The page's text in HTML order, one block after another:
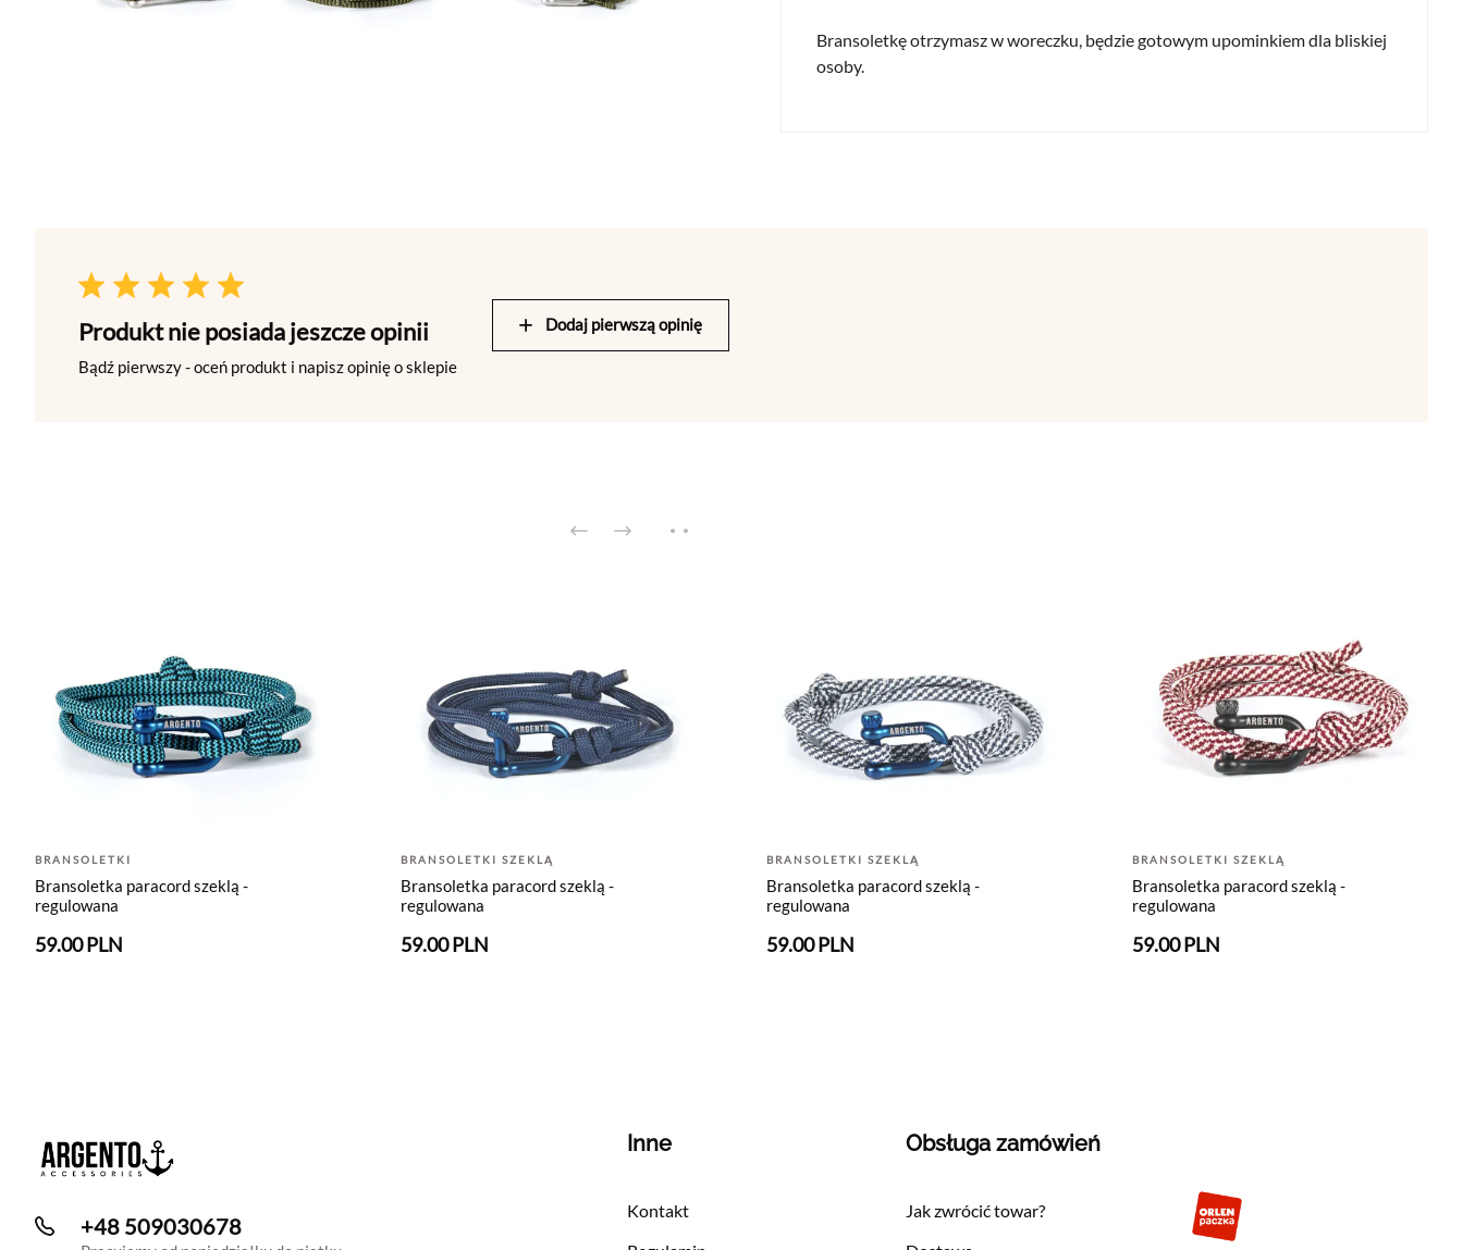
Bransoletkę otrzymasz w woreczku, będzie gotowym upominkiem dla bliskiej
osoby.
Produkt nie posiada jeszcze opinii
Bądź pierwszy - oceń produkt i napisz opinię o sklepie
Dodaj pierwszą opinię
BRANSOLETKI
Bransoletka paracord szeklą -
regulowana
59.00 PLN
BRANSOLETKI SZEKLĄ
Bransoletka paracord szeklą -
regulowana
59.00 PLN
BRANSOLETKI SZEKLĄ
Bransoletka paracord szeklą -
regulowana
59.00 PLN
BRANSOLETKI SZEKLĄ
Bransoletka paracord szeklą -
regulowana
59.00 PLN
+48 509030678
Inne
Kontakt
Obsługa zamówień
Jak zwrócić towar?